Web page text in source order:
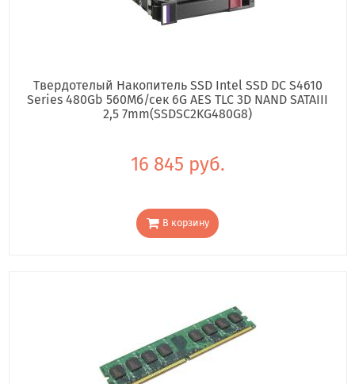
Твердотелый Накопитель SSD Intel SSD DC S4610
Series 480Gb 560Мб/сек 6G AES TLC 3D NAND SATAIII
2,5 7mm(SSDSC2KG480G8)
16 845 руб.
В корзину